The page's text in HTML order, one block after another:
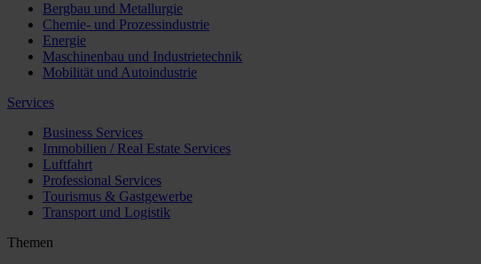
Bergbau und Metallurgie
Chemie- und Prozessindustrie
Energie
Maschinenbau und Industrietechnik
Mobilität und Autoindustrie
Services
Business Services
Immobilien / Real Estate Services
Luftfahrt
Professional Services
Tourismus & Gastgewerbe
Transport und Logistik
Themen